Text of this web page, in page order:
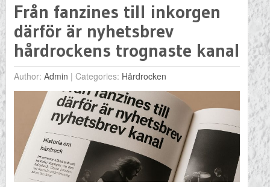
Från fanzines till inkorgen
därför är nyhetsbrev
hårdrockens trognaste kanal
Author: Admin | Categories: Hårdrocken